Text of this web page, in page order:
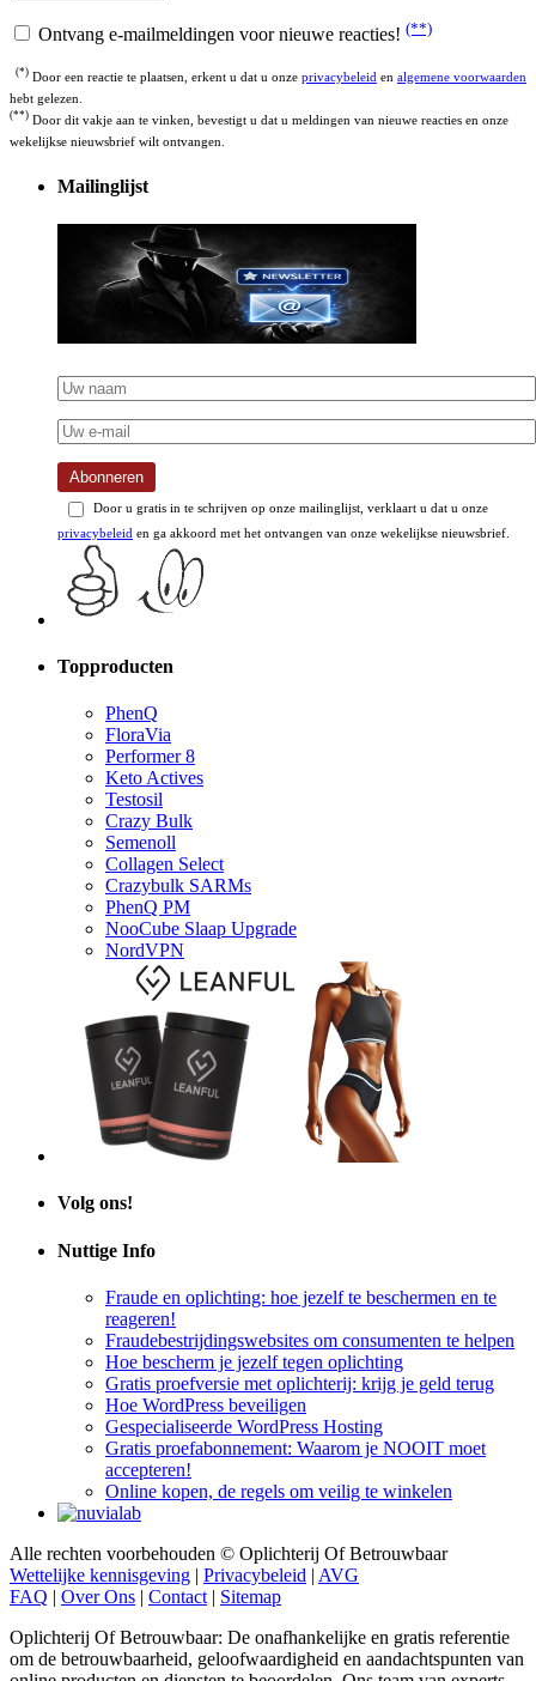
Ontvang e-mailmeldingen voor nieuwe reacties! (**)
(*) Door een reactie te plaatsen, erkent u dat u onze privacybeleid en algemene voorwaarden
hebt gelezen.
(**) Door dit vakje aan te vinken, bevestigt u dat u meldingen van nieuwe reacties en onze
wekelijkse nieuwsbrief wilt ontvangen.
Mailinglijst
Abonneren
Door u gratis in te schrijven op onze mailinglijst, verklaart u dat u onze
privacybeleid en ga akkoord met het ontvangen van onze wekelijkse nieuwsbrief.
Topproducten
PhenQ
FloraVia
Performer 8
Keto Actives
Testosil
Crazy Bulk
Semenoll
Collagen Select
Crazybulk SARMs
PhenQ PM
NooCube Slaap Upgrade
NordVPN
Volg ons!
Nuttige Info
Fraude en oplichting: hoe jezelf te beschermen en te
reageren!
Fraudebestrijdingswebsites om consumenten te helpen
Hoe bescherm je jezelf tegen oplichting
Gratis proefversie met oplichterij: krijg je geld terug
Hoe WordPress beveiligen
Gespecialiseerde WordPress Hosting
Gratis proefabonnement: Waarom je NOOIT moet
accepteren!
Online kopen, de regels om veilig te winkelen
Alle rechten voorbehouden © Oplichterij Of Betrouwbaar
Wettelijke kennisgeving | Privacybeleid | AVG
FAQ | Over Ons | Contact | Sitemap
Oplichterij Of Betrouwbaar: De onafhankelijke en gratis referentie
om de betrouwbaarheid, geloofwaardigheid en aandachtspunten van